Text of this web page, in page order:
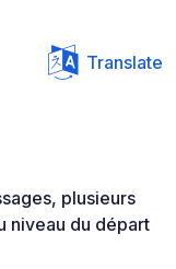
Translate
plusieurs
niveau du départ